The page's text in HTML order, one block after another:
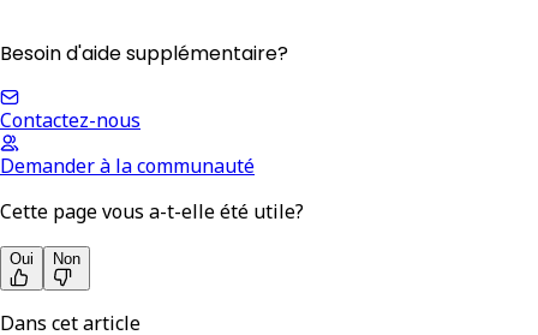
Besoin d'aide supplémentaire?
Contactez-nous
Demander à la communauté
Cette page vous a-t-elle été utile?
Oui Non
Dans cet article